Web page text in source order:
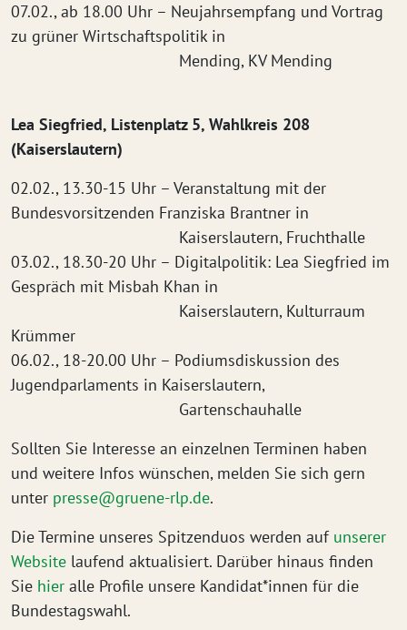
07.02., ab 18.00 Uhr – Neujahrsempfang und Vortrag
zu grüner Wirtschaftspolitik in
Mending, KV Mending
Lea Siegfried, Listenplatz 5, Wahlkreis 208
(Kaiserslautern)
02.02., 13.30-15 Uhr – Veranstaltung mit der
Bundesvorsitzenden Franziska Brantner in
Kaiserslautern, Fruchthalle
03.02., 18.30-20 Uhr – Digitalpolitik: Lea Siegfried im
Gespräch mit Misbah Khan in
Kaiserslautern, Kulturraum
Krümmer
06.02., 18-20.00 Uhr – Podiumsdiskussion des
Jugendparlaments in Kaiserslautern,
Gartenschauhalle
Sollten Sie Interesse an einzelnen Terminen haben
und weitere Infos wünschen, melden Sie sich gern
unter presse@gruene-rlp.de.
Die Termine unseres Spitzenduos werden auf unserer
Website laufend aktualisiert. Darüber hinaus finden
Sie hier alle Profile unsere Kandidat*innen für die
Bundestagswahl.